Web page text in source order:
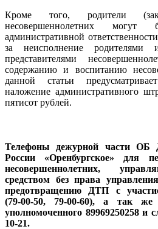
Кроме того, родители
несовершеннолетних
административной
за неисполнение
представителями
содержанию и воспитанию
данной статьи
наложение административного
пятисот рублей.
Телефоны дежурной части
России «Оренбургское» для
несовершеннолетних,
средством без права
предотвращению ДТП с
(79-00-50, 79-00-60), а так же
уполномоченного 89969250258
10-21.